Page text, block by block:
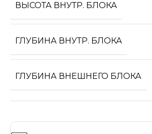
ВЫСОТА ВНУТР. БЛОКА
ГЛУБИНА ВНУТР. БЛОКА
ГЛУБИНА ВНЕШНЕГО БЛОКА